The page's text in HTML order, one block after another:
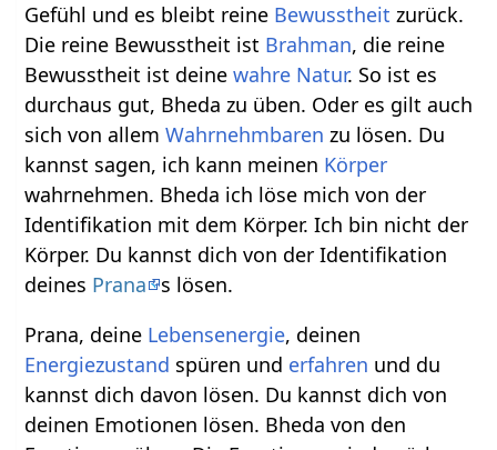
Gefühl und es bleibt reine Bewusstheit zurück.
Die reine Bewusstheit ist Brahman, die reine
Bewusstheit ist deinewahre Natur. So ist es
durchaus gut, Bheda zu üben. Oder es gilt auch
sich von allemWahrnehmbaren zu lösen. Du
kannst sagen, ich kann meinen Körper
wahrnehmen. Bheda ich löse mich von der
Identifikation mit dem Körper. Ich bin nicht der
Körper. Du kannst dich von der Identifikation
deines Prana
s lösen.
Prana, deine Lebensenergie, deinen
Energiezustand spüren und erfahren und du
kannst dich davon lösen. Du kannst dich von
deinen Emotionen lösen. Bheda von den